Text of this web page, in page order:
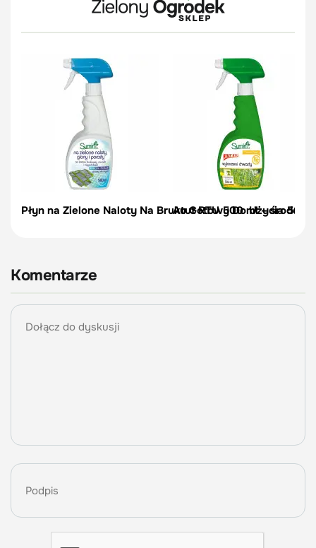
Płyn na Zielone Naloty Na Bruku Gotowy Do Użycia 500
Atut RTU 500 ml – środek
Komentarze